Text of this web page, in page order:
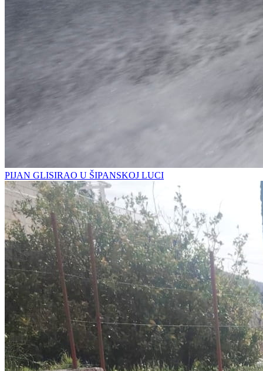
PIJAN GLISIRAO U ŠIPANSKOJ LUCI